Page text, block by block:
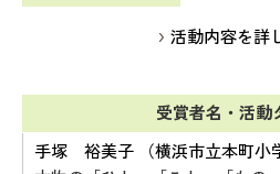
活動内容を詳
受賞者名・活動
手塚 裕美子 （横浜市立本町小